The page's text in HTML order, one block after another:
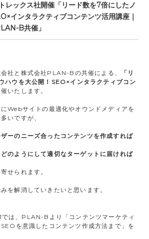
レックス社開催「リード数を7倍にしたノ
インタラクティブコンテンツ活用講座｜
B共催」
社と株式会社PLAN-Bの共催による、
「リ
ハウを大公開！SEO×インタラクティブコン
いたします。
Webサイトの最適化やオウンドメディアを
いですが、
ザーのニーズ合ったコンテンツを作成すれば
どのようにして適切なターゲットに届ければ
せられます。
を解消していきたいと思います。
は、PLAN-Bより「コンテンツマーケティ
を意識したコンテンツ作成方法まで」を